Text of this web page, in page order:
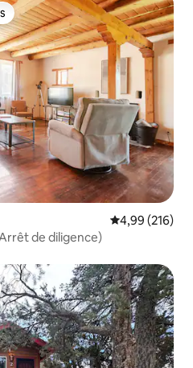
plus appréciés
Évaluation
4,99 (216)
de diligence)